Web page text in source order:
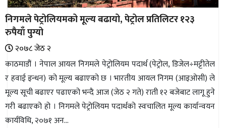
निगमले पेट्रोलियमको मूल्य बढायो, पेट्रोल प्रतिलिटर १२३
रुपैयाँ पुग्यो
२०७८ जेठ २
काठमाडौं । नेपाल आयल निगमले पेट्रोलियम पदार्थ (पेट्रोल, डिजेल÷मट्टीतेल
र हवाई इन्धन) को मूल्य बढाएको छ । भारतीय आयल निगम (आइओसी) ले
मूल्य सूची बढाएर पढाएको भन्दै आज (जेठ २ गते) राती १२ बजेबाट लागू हुने
गरी बढाएको हो । निगमले पेट्रोलियम पदार्थको स्वचालित मूल्य कार्यान्वयन
कार्यविधि, २०७१ अन...